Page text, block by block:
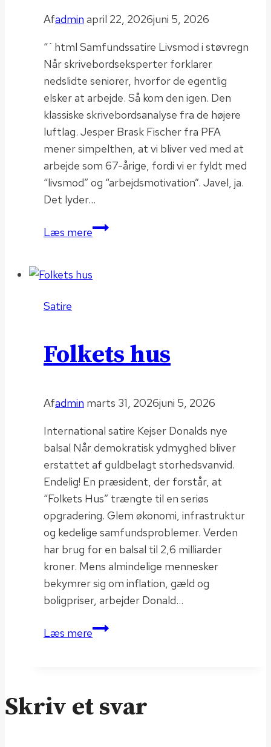
Afadmin april 22, 2026juni 5, 2026
“`html Samfundssatire Livsmod i støvregn
Når skrivebordseksperter forklarer
nedslidte seniorer, hvorfor de egentlig
elsker at arbejde. Så kom den igen. Den
klassiske skrivebordsanalyse fra de højere
luftlag. Jesper Brask Fischer fra PFA
mener simpelthen, at vi bliver ved med at
arbejde som 67-årige, fordi vi er fyldt med
“livsmod” og “arbejdsmotivation”. Javel, ja.
Det lyder…
Læs mereArbejdsmotivation
Satire
Folkets hus
Afadmin marts 31, 2026juni 5, 2026
International satire Kejser Donalds nye
balsal Når demokratisk ydmyghed bliver
erstattet af guldbelagt storhedsvanvid.
Endelig! En præsident, der forstår, at
“Folkets Hus” trængte til en seriøs
opgradering. Glem økonomi, infrastruktur
og kedelige samfundsproblemer. Verden
har brug for en balsal til 2,6 milliarder
kroner. Mens almindelige mennesker
bekymrer sig om inflation, gæld og
boligpriser, arbejder Donald…
Læs mereFolkets
Skriv et svar